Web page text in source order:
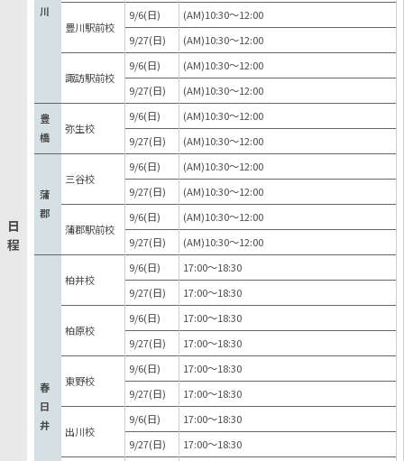
日
程
川
豊川駅前校
9/6(日)
(AM)10:30〜12:00
9/27(日)
(AM)10:30〜12:00
諏訪駅前校
9/6(日)
(AM)10:30〜12:00
9/27(日)
(AM)10:30〜12:00
豊
橋
弥生校
9/6(日)
(AM)10:30〜12:00
9/27(日)
(AM)10:30〜12:00
蒲
郡
三谷校
9/6(日)
(AM)10:30〜12:00
9/27(日)
(AM)10:30〜12:00
蒲郡駅前校
9/6(日)
(AM)10:30〜12:00
9/27(日)
(AM)10:30〜12:00
春
日
井
柏井校
9/6(日)
17:00〜18:30
9/27(日)
17:00〜18:30
柏原校
9/6(日)
17:00〜18:30
9/27(日)
17:00〜18:30
東野校
9/6(日)
17:00〜18:30
9/27(日)
17:00〜18:30
出川校
9/6(日)
17:00〜18:30
9/27(日)
17:00〜18:30